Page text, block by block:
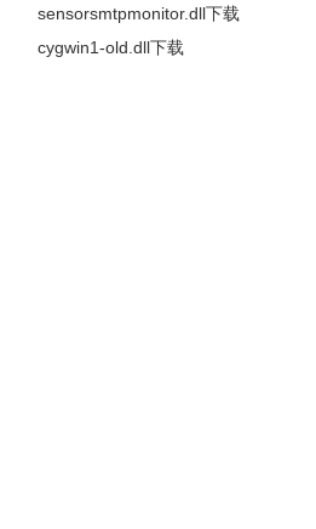
sensorsmtpmonitor.dll下载
cygwin1-old.dll下载